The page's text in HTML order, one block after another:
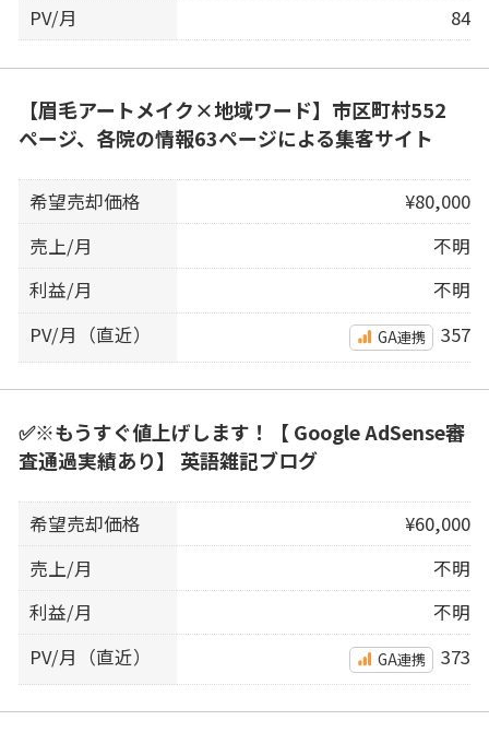
PV/月 84
【眉毛アートメイク×地域ワード】市区町村552
ページ、各院の情報63ページによる集客サイト
希望売却価格
¥80,000
売上/月
不明
利益/月
不明
PV/月（直近）
GA連携 357
✅※もうすぐ値上げします！【 Google AdSense審
査通過実績あり】 英語雑記ブログ
希望売却価格
¥60,000
売上/月
不明
利益/月
不明
PV/月（直近）
GA連携 373